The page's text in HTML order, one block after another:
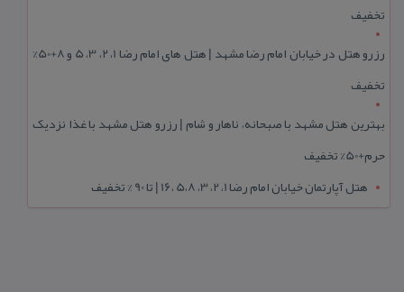
تخفیف
رزرو هتل در خیابان امام رضا مشهد | هتل‌ های امام رضا 1، 2، 3، 5 و 8+50%
تخفیف
بهترین هتل مشهد با صبحانه، ناهار و شام | رزرو هتل مشهد با غذا نزدیک
حرم+50% تخفیف
هتل آپارتمان خیابان امام رضا 1، 2، 3، 5،8 ،16 | تا 90 % تخفیف